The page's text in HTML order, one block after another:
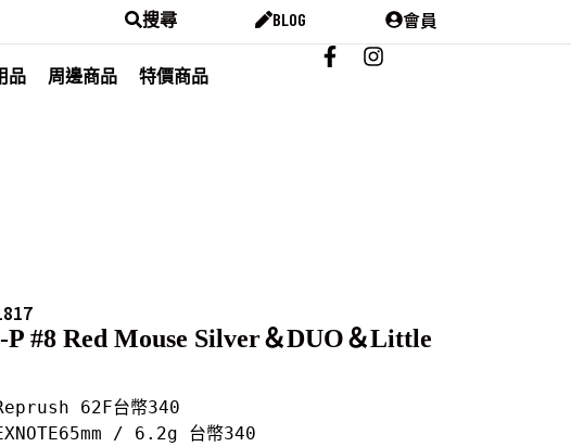
搜尋 BLOG 會員
品 周邊商品
特價商品
P #8 Red Mouse Silver＆DUO＆Little
62F台幣340
/ 6.2g 台幣340